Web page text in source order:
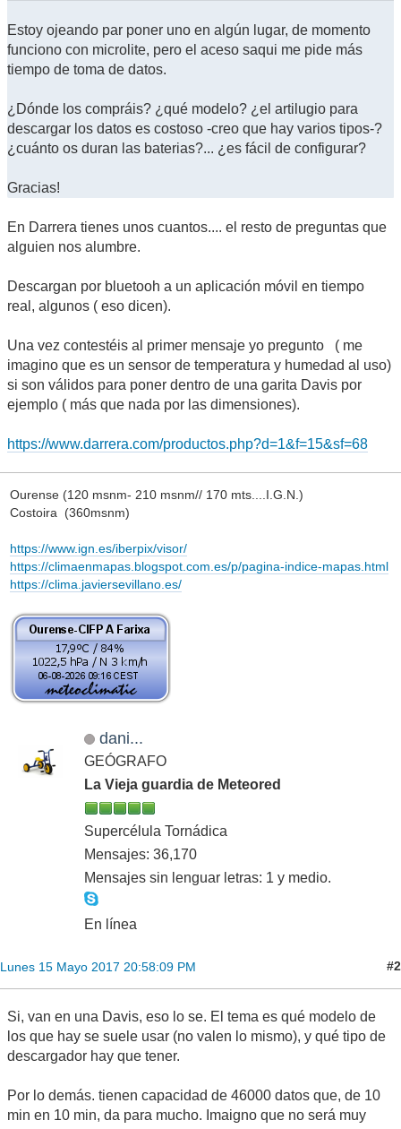
Estoy ojeando par poner uno en algún lugar, de momento
funciono con microlite, pero el aceso saqui me pide más
tiempo de toma de datos.
¿Dónde los compráis? ¿qué modelo? ¿el artilugio para
descargar los datos es costoso -creo que hay varios tipos-?
¿cuánto os duran las baterias?... ¿es fácil de configurar?
Gracias!
En Darrera tienes unos cuantos.... el resto de preguntas que
alguien nos alumbre.
Descargan por bluetooh a un aplicación móvil en tiempo
real, algunos ( eso dicen).
Una vez contestéis al primer mensaje yo pregunto ( me
imagino que es un sensor de temperatura y humedad al uso)
si son válidos para poner dentro de una garita Davis por
ejemplo ( más que nada por las dimensiones).
https://www.darrera.com/productos.php?d=1&f=15&sf=68
Ourense (120 msnm- 210 msnm// 170 mts....I.G.N.)
Costoira (360msnm)
https://www.ign.es/iberpix/visor/
https://climaenmapas.blogspot.com.es/p/pagina-indice-mapas.html
https://clima.javiersevillano.es/
dani...
GEÓGRAFO
La Vieja guardia de Meteored
Supercélula Tornádica
Mensajes: 36,170
Mensajes sin lenguar letras: 1 y medio.
En línea
Lunes 15 Mayo 2017 20:58:09 PM #2
Si, van en una Davis, eso lo se. El tema es qué modelo de
los que hay se suele usar (no valen lo mismo), y qué tipo de
descargador hay que tener.
Por lo demás. tienen capacidad de 46000 datos que, de 10
min en 10 min, da para mucho. Imaigno que no será muy